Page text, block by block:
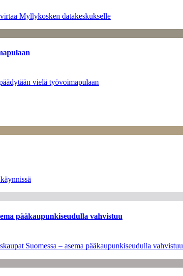
Myllykosken datakeskukselle
vielä työvoimapulaan
pääkaupunkiseudulla vahvistuu
Suomessa – asema pääkaupunkiseudulla vahvistuu